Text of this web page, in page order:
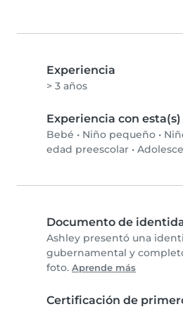
Experiencia
> 3 años
Experiencia con
Bebé • Niño pequeño •
edad preescolar •
Documento de
Ashley presentó una
gubernamental y
foto. Aprende más
Certificación de